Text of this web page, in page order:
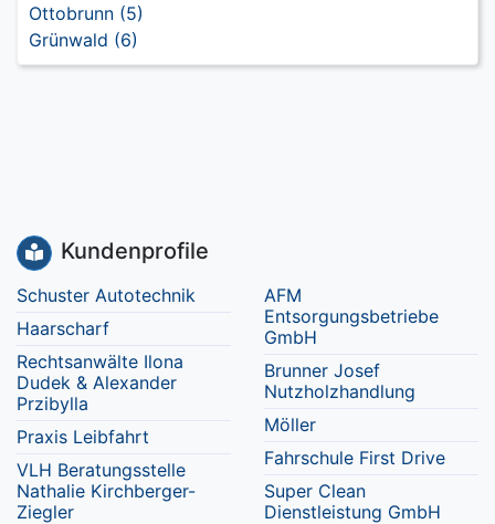
Ottobrunn (5)
Grünwald (6)
Kundenprofile
Schuster Autotechnik
Haarscharf
Rechtsanwälte Ilona
Dudek & Alexander
Przibylla
Praxis Leibfahrt
VLH Beratungsstelle
Nathalie Kirchberger-
Ziegler
AFM
Entsorgungsbetriebe
GmbH
Brunner Josef
Nutzholzhandlung
Möller
Fahrschule First Drive
Super Clean
Dienstleistung GmbH